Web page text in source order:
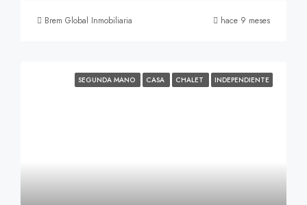
Brem Global Inmobiliaria hace 9 meses
SEGUNDA MANO CASA CHALET INDEPENDIENTE